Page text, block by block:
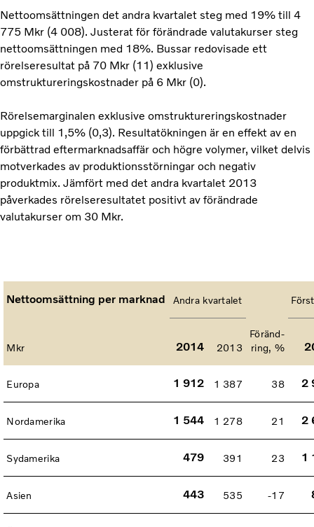
Nettoomsättningen det andra kvartalet steg med 19% till 4
775 Mkr (4 008). Justerat för förändrade valutakurser steg
nettoomsättningen med 18%. Bussar redovisade ett
rörelseresultat på 70 Mkr (11) exklusive
omstruktureringskostnader på 6 Mkr (0).
Rörelsemarginalen exklusive omstruktureringskostnader
uppgick till 1,5% (0,3). Resultatökningen är en effekt av en
förbättrad eftermarknadsaffär och högre volymer, vilket delvis
motverkades av produktionsstörningar och negativ
produktmix. Jämfört med det andra kvartalet 2013
påverkades rörelseresultatet positivt av förändrade
valutakurser om 30 Mkr.
Nettoomsättning per marknad Andra kvartalet
Mkr 2014 2013
Föränd-
ring, %
Europa 1 912 1 387 38 2
Nordamerika 1 544 1 278 21 2
Sydamerika 479 391 23 1
Asien 443 535 -17